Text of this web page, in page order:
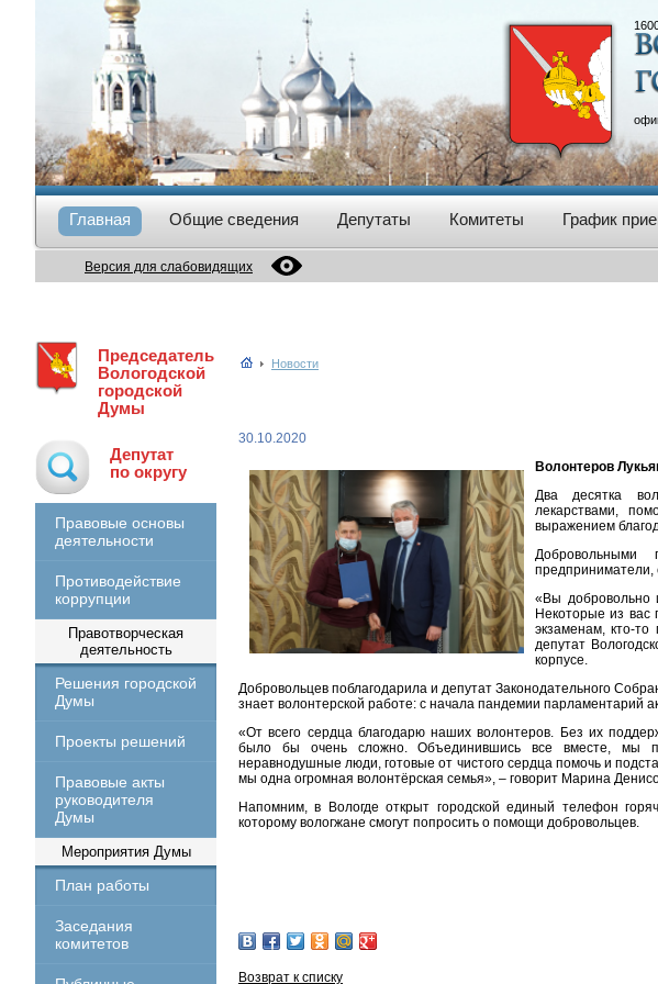
Главная Общие сведения Депутаты Комитеты График
Версия для слабовидящих
Председатель
Вологодской
городской
Думы
Депутат
по округу
Правовые основы
деятельности
Противодействие
коррупции
Правотворческая
деятельность
Решения городской
Думы
Проекты решений
Правовые акты
руководителя
Думы
Мероприятия Думы
План работы
Заседания
комитетов
Новости
30.10.2020
Волонтеров
Два десятка
лекарствами,
выражением
предприниматели,
«Вы добровольно
Некоторые из вас
экзаменам, кто-
депутат
корпусе.
Добровольцев поблагодарила и депутат Законодательного
знает волонтерской работе: с начала пандемии парламентарий
«От всего сердца благодарю наших волонтеров. Без их
было бы очень сложно. Объединившись все вместе, мы
неравнодушные люди, готовые от чистого сердца помочь и
мы одна огромная волонтёрская семья», – говорит Марина
Напомним, в Вологде открыт городской единый телефон
которому вологжане смогут попросить о помощи добровольцев.
Возврат к списку